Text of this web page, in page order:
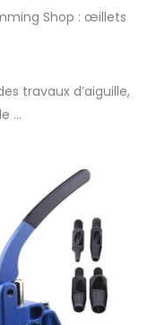
Shop : œillets
travaux d’aiguille,
...